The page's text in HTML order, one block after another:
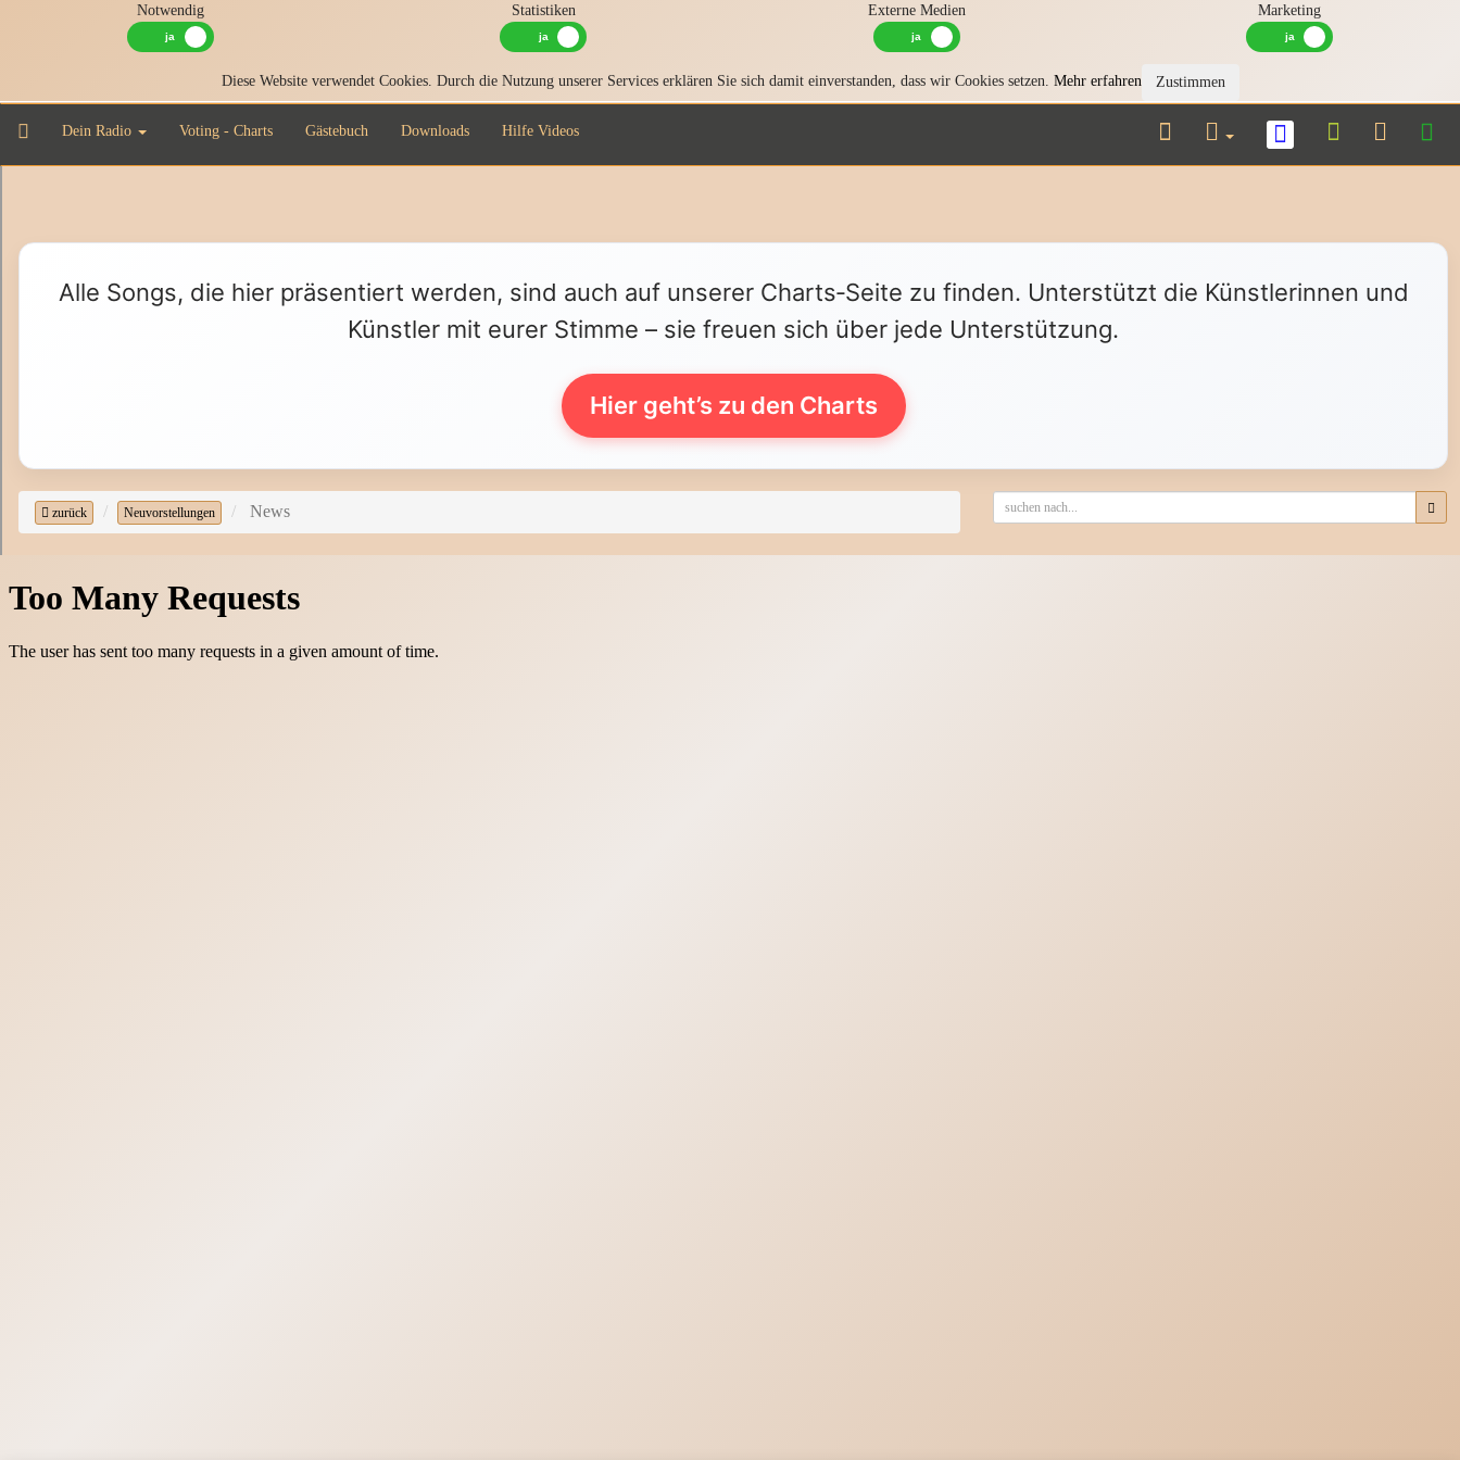
Notwendig Statistiken Externe Medien Marketing
Diese Website verwendet Cookies. Durch die Nutzung unserer Services erklären Sie sich damit einverstanden, dass wir Cookies setzen. Mehr erfahren Zustimmen
Dein Radio Voting - Charts Gästebuch Downloads Hilfe Videos
Alle Songs, die hier präsentiert werden, sind auch auf unserer Charts‑Seite zu finden. Unterstützt die Künstlerinnen und
Künstler mit eurer Stimme – sie freuen sich über jede Unterstützung.
Hier geht’s zu den Charts
zurück Neuvorstellungen News